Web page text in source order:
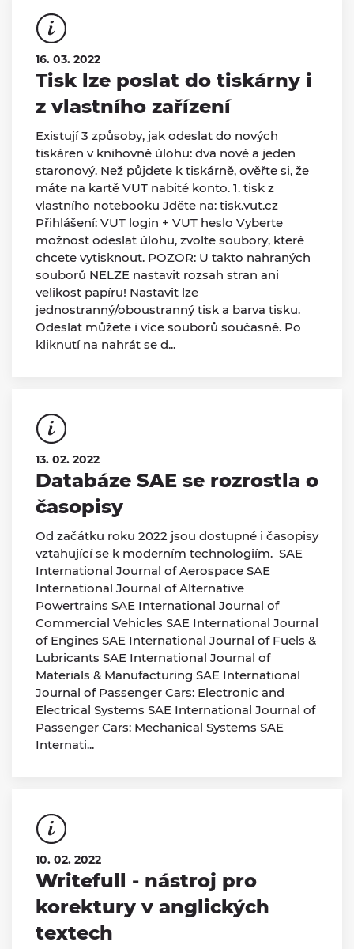
16. 03. 2022
Tisk lze poslat do tiskárny i
z vlastního zařízení
Existují 3 způsoby, jak odeslat do nových
tiskáren v knihovně úlohu: dva nové a jeden
staronový. Než půjdete k tiskárně, ověřte si, že
máte na kartě VUT nabité konto. 1. tisk z
vlastního notebooku Jděte na: tisk.vut.cz
Přihlášení: VUT login + VUT heslo Vyberte
možnost odeslat úlohu, zvolte soubory, které
chcete vytisknout. POZOR: U takto nahraných
souborů NELZE nastavit rozsah stran ani
velikost papíru! Nastavit lze
jednostranný/oboustranný tisk a barva tisku.
Odeslat můžete i více souborů současně. Po
kliknutí na nahrát se d...
13. 02. 2022
Databáze SAE se rozrostla o
časopisy
Od začátku roku 2022 jsou dostupné i časopisy
vztahující se k moderním technologiím. SAE
International Journal of Aerospace SAE
International Journal of Alternative
Powertrains SAE International Journal of
Commercial Vehicles SAE International Journal
of Engines SAE International Journal of Fuels &
Lubricants SAE International Journal of
Materials & Manufacturing SAE International
Journal of Passenger Cars: Electronic and
Electrical Systems SAE International Journal of
Passenger Cars: Mechanical Systems SAE
Internati...
10. 02. 2022
Writefull - nástroj pro
korektury v anglických
textech